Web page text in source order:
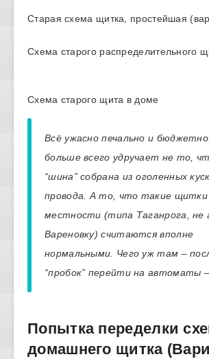
Старая схема щитка, простейшая
Схема старого распределительного
Схема старого щита в доме
Всё ужасно печально и
больше всего удручает не то,
“шина” собрана из оголенных
провода. А то, что такие щитки
местности (типа Таганрога, не
Вареновку) считаются вполне
нормальными. Чего уж там –
“пробок” перейти на автоматы
Попытка переделки
домашнего щитка